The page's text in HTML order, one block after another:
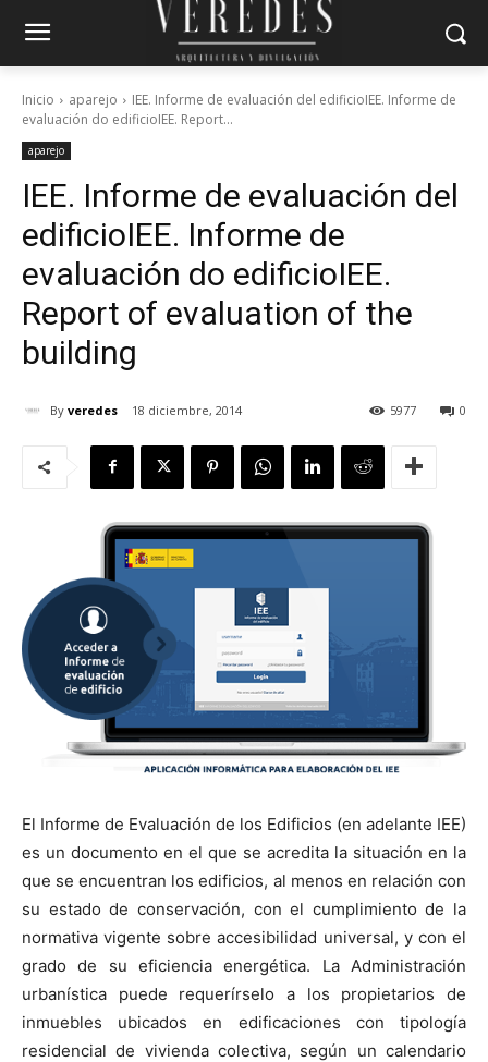
Inicio aparejo
IEE. Informe de evaluación del edificioIEE. Informe de
evaluación do edificioIEE. Report...
aparejo
IEE. Informe de evaluación del
edificioIEE. Informe de
evaluación do edificioIEE.
Report of evaluation of the
building
By veredes 18 diciembre, 2014 0
5977
El Informe de Evaluación de los Edificios (en adelante IEE)
es un documento en el que se acredita la situación en la
que se encuentran los edificios, al menos en relación con
su estado de conservación, con el cumplimiento de la
normativa vigente sobre accesibilidad universal, y con el
grado de su eficiencia energética. La Administración
urbanística puede requerírselo a los propietarios de
inmuebles ubicados en edificaciones con tipología
residencial de vivienda colectiva, según un calendario